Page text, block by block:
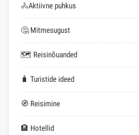
🚴Aktiivne puhkus
🤔 Mitmesugust
🗺 Reisinõuanded
🧳 Turistide ideed
🧭 Reisimine
🏨 Hotellid